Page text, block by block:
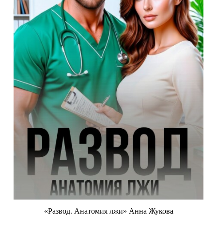
«Развод. Анатомия лжи» Анна Жукова